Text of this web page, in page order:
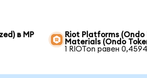
в MP
Riot Platforms (Ondo
Materials (Ondo
1 RIOTon равен